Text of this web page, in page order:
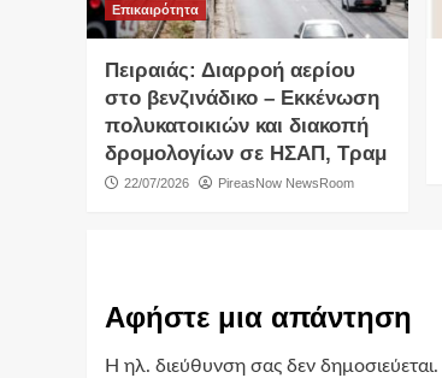
Επικαιρότητα
Πειραιάς: Διαρροή αερίου
στο βενζινάδικο – Εκκένωση
πολυκατοικιών και διακοπή
δρομολογίων σε ΗΣΑΠ, Τραμ
22/07/2026 PireasNow NewsRoom
Αφήστε μια απάντηση
Η ηλ. διεύθυνση σας δεν δημοσιεύεται.